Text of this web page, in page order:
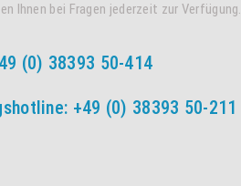
Ihnen bei Fragen jederzeit zur Verfügung.
(0) 38393 50-414
+49 (0) 38393 50-211